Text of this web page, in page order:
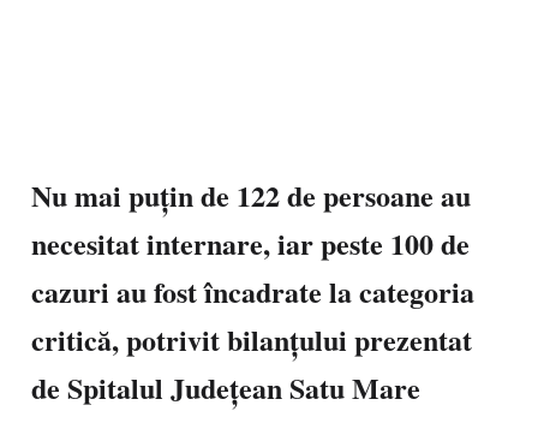
Nu mai puțin de 122 de persoane au
necesitat internare, iar peste 100 de
cazuri au fost încadrate la categoria
critică, potrivit bilanțului prezentat
de Spitalul Județean Satu Mare